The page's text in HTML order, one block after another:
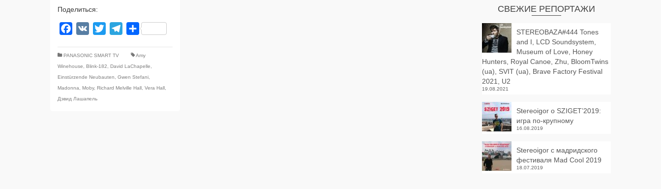
Поделиться:
Facebook
VK Twitter TelegramОтправить
PANASONIC SMART TV
Amy
Winehouse
Blink-182 David LaChapelle
Einstürzende Neubauten
Gwen Stefani
Madonna
Moby, Richard Melville Hall Vera Hall
Дэвид Лашапель
СВЕЖИЕ РЕПОРТАЖИ
STEREOBAZA#444 Tones
and I, LCD Soundsystem,
Museum of Love, Honey
Hunters, Royal Canoe, Zhu, BloomTwins
(ua), SVIT (ua), Brave Factory Festival
2021, U2
19.08.2021
Stereoigor о SZIGET’2019:
игра по-крупному
16.08.2019
Stereoigor с мадридского
фестиваля Mad Cool 2019
18.07.2019